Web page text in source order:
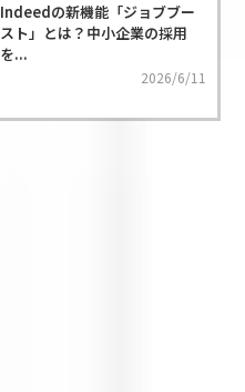
Indeedの新機能「ジョブブー
スト」とは？中小企業の採用
を...
2026/6/11